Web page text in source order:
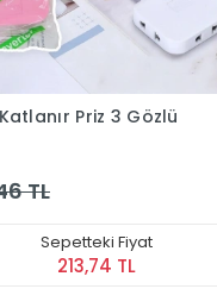
HEYF Katlanır Priz 3 Gözlü
TL
Sepetteki Fiyat
213,74 TL